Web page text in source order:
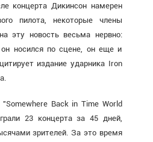
концерта Дикинсон намерен
пилота, некоторые члены
эту новость весьма нервно:
носился по сцене, он еще и
издание ударника Iron
Back in Time World
23 концерта за 45 дней,
зрителей. За это время